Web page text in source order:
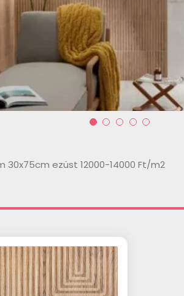
ezüst 12000-14000 Ft/m2